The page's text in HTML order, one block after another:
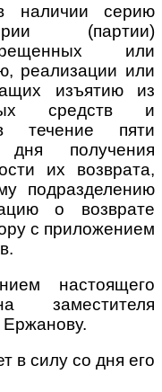
наличии серию
(партии)
или
реализации или
изъятию из
средств и
течение пяти
получения
их возврата,
подразделению
о возврате
с приложением
настоящего
заместителя
в силу со дня его